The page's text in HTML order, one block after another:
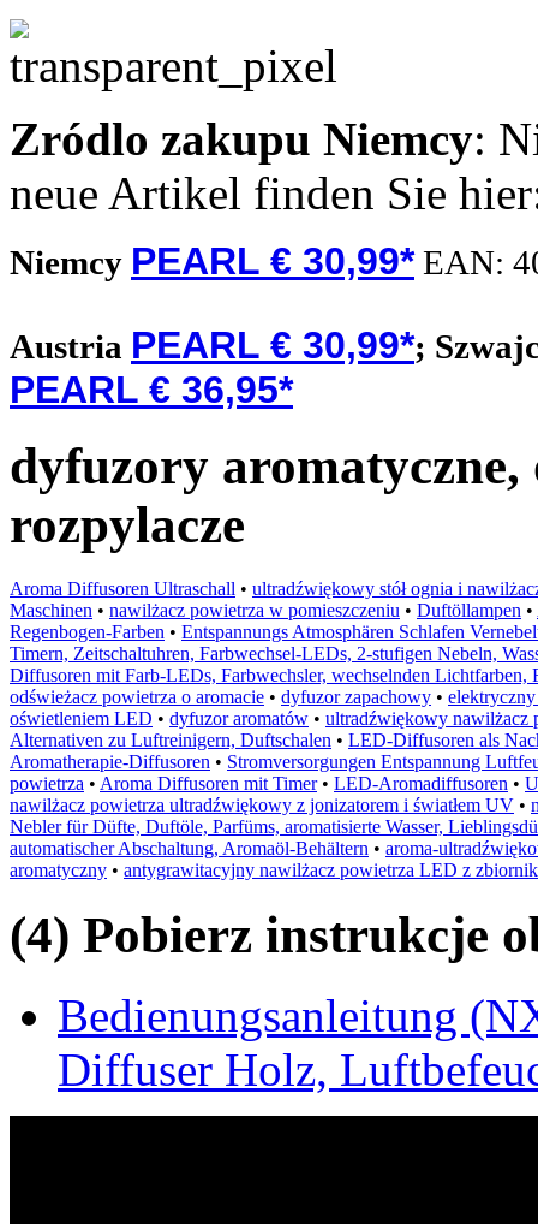
Zródlo zakupu Niemcy:
neue Artikel finden Sie
Niemcy PEARL € 30,99*EAN:
Austria PEARL € 30,99*;
PEARL € 36,95*
dyfuzory aromatyczne,
rozpylacze
Aroma Diffusoren Ultraschall • ultradźwiękowy stół ognia i
Maschinen • nawilżacz powietrza w pomieszczeniu • Duftöllampen •
Regenbogen-Farben • Entspannungs Atmosphären Schlafen
Timern, Zeitschaltuhren, Farbwechsel-LEDs, 2-stufigen Nebeln,
Diffusoren mit Farb-LEDs, Farbwechsler, wechselnden Lichtfarben,
odświeżacz powietrza o aromacie • dyfuzor zapachowy •
oświetleniem LED • dyfuzor aromatów • ultradźwiękowy nawilżacz
Alternativen zu Luftreinigern, Duftschalen • LED-Diffusoren als
Aromatherapie-Diffusoren • Stromversorgungen Entspannung
powietrza • Aroma Diffusoren mit Timer• LED-Aromadiffusoren •
nawilżacz powietrza ultradźwiękowy z jonizatorem i światłem UV •
Nebler für Düfte, Duftöle, Parfüms, aromatisierte Wasser,
automatischer Abschaltung, Aromaöl-Behältern • aroma-
aromatyczny • antygrawitacyjny nawilżacz powietrza LED z
(4) Pobierz instrukcje
Bedienungsanleitung
Diffuser Holz,